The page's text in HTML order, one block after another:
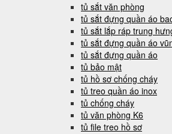
tủ sắt văn phòng
tủ sắt đựng quần áo
tủ sắt lắp ráp trung
tủ sắt đựng quần áo
tủ sắt đựng quần áo
tủ bảo mật
tủ hồ sơ chống cháy
tủ treo quần áo inox
tủ chống cháy
tủ văn phòng K6
tủ file treo hồ sơ